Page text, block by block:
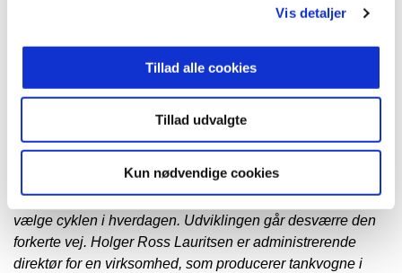
Vis detaljer
Tillad alle cookies
Tillad udvalgte
Kun nødvendige cookies
Det er et instrument, som flere og flere lande i EU benytter
Cykelprisens formål er at fremhæve de initiativer, der gør
en mærkbar forskel i hverdagen. Det kan være initiativer,
der har øget cyklismen på en bestemt rute, på en
- Der er ingen tvivl om, at vi er flere, der i fremtiden skal
vælge cyklen i hverdagen. Udviklingen går desværre den
forkerte vej. Holger Ross Lauritsen er administrerende
direktør for en virksomhed, som producerer tankvogne i